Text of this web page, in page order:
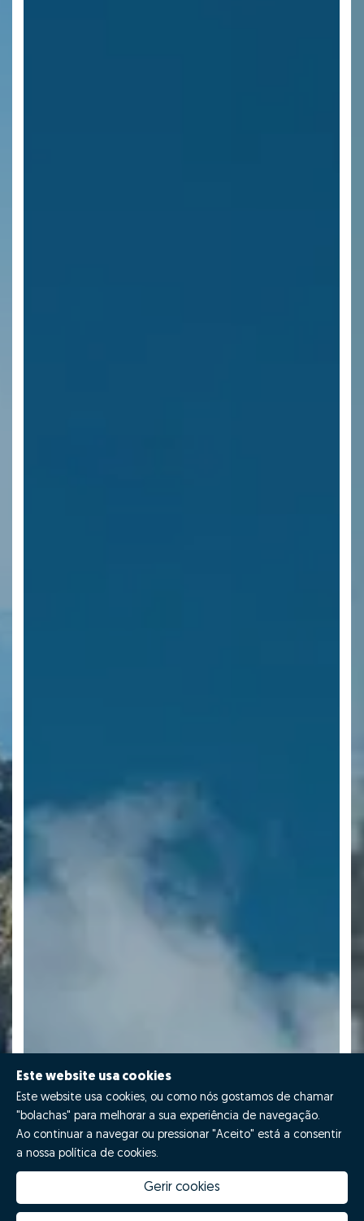
Este website usa cookies
Este website usa cookies, ou como nós gostamos de chamar
"bolachas" para melhorar a sua experiência de navegação.
Ao continuar a navegar ou pressionar "Aceito" está a consentir
a nossa política de cookies.
Gerir cookies